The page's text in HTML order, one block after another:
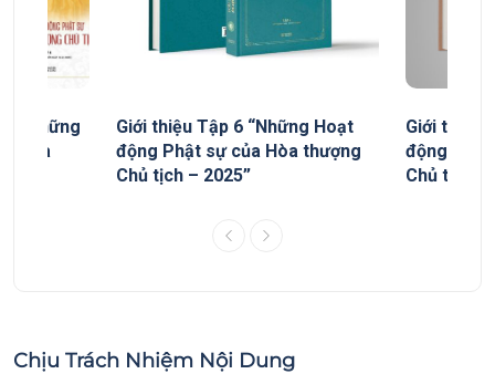
“Những
Hòa
Giới thiệu Tập 6 “Những Hoạt
động Phật sự của Hòa thượng
Chủ tịch – 2025”
Giới thiệu
động
Chủ tịch”
Chịu Trách Nhiệm Nội Dung